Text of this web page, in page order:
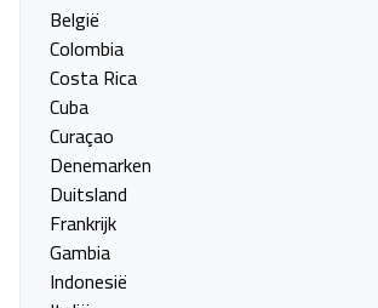
België
Colombia
Costa Rica
Cuba
Curaçao
Denemarken
Duitsland
Frankrijk
Gambia
Indonesië